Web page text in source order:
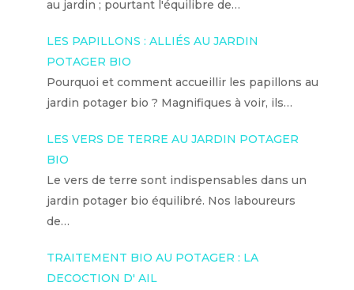
au jardin ; pourtant l'équilibre de…
LES PAPILLONS : ALLIÉS AU JARDIN
POTAGER BIO
Pourquoi et comment accueillir les papillons au
jardin potager bio ? Magnifiques à voir, ils…
LES VERS DE TERRE AU JARDIN POTAGER
BIO
Le vers de terre sont indispensables dans un
jardin potager bio équilibré. Nos laboureurs
de…
TRAITEMENT BIO AU POTAGER : LA
DECOCTION D' AIL